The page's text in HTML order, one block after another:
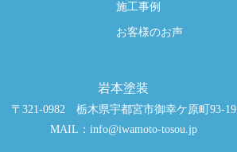
施工事例
お客様のお声
岩本塗装
〒321-0982 栃木県宇都宮市御幸ケ原町93-19
MAIL：info@iwamoto-tosou.jp